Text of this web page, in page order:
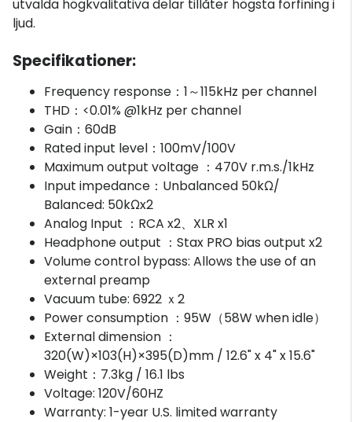
utvalda högkvalitativa delar tillåter högsta förfining i
ljud.
Specifikationer:
Frequency response：1～115kHz per channel
THD：<0.01% @1kHz per channel
Gain：60dB
Rated input level：100mV/100V
Maximum output voltage ：470V r.m.s./1kHz
Input impedance：Unbalanced 50kΩ/
Balanced: 50kΩx2
Analog Input ：RCA x2、XLR x1
Headphone output ：Stax PRO bias output x2
Volume control bypass: Allows the use of an
external preamp
Vacuum tube: 6922 ｘ2
Power consumption ：95W（58W when idle）
External dimension ：
320(W)×103(H)×395(D)mm / 12.6" x 4" x 15.6"
Weight：7.3kg / 16.1 lbs
Voltage: 120V/60HZ
Warranty: 1-year U.S. limited warranty